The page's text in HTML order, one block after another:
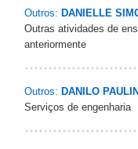
Outros: DANIELLE
Outras atividades de
anteriormente
Outros: DANILO
Serviços de engenharia